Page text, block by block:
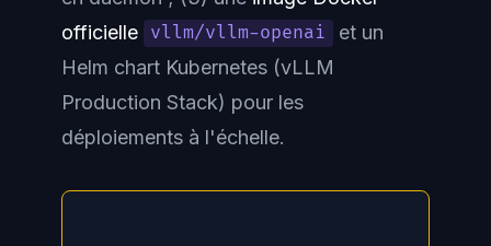
officielle vllm/vllm-openai
et un
Helm chart Kubernetes (vLLM
Production Stack) pour les
déploiements à l'échelle.